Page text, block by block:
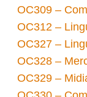
OC309 –
OC312 –
OC327 –
OC328 –
OC329 –